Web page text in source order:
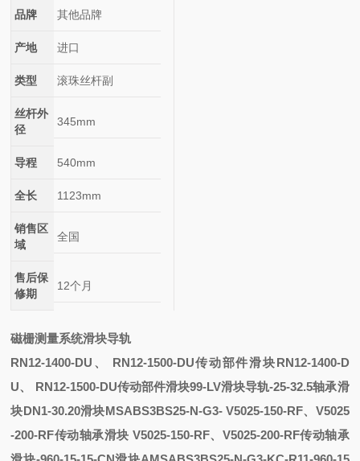
品牌 其他品牌
产地 进口
类型 滚珠丝杆副
丝杆外
径
345mm
导程 540mm
全长 1123mm
销售区
域
全国
售后保
修期
12个月
磁栅测量系统滑块导轨
RN12-1400-DU、 RN12-1500-DU传动部件滑块RN12-1400-D
U、 RN12-1500-DU传动部件滑块99-LV滑块导轨-25-32.5轴承滑
块DN1-30.20滑块MSABS3BS25-N-G3- V5025-150-RF、V5025
-200-RF传动轴承滑块 V5025-150-RF、V5025-200-RF传动轴承